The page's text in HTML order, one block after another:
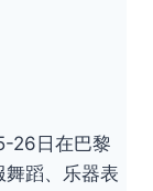
26日在巴黎
蹈、乐器表